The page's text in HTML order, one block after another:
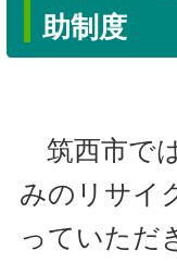
助制度
筑西市で
みのリサイ
っていただ